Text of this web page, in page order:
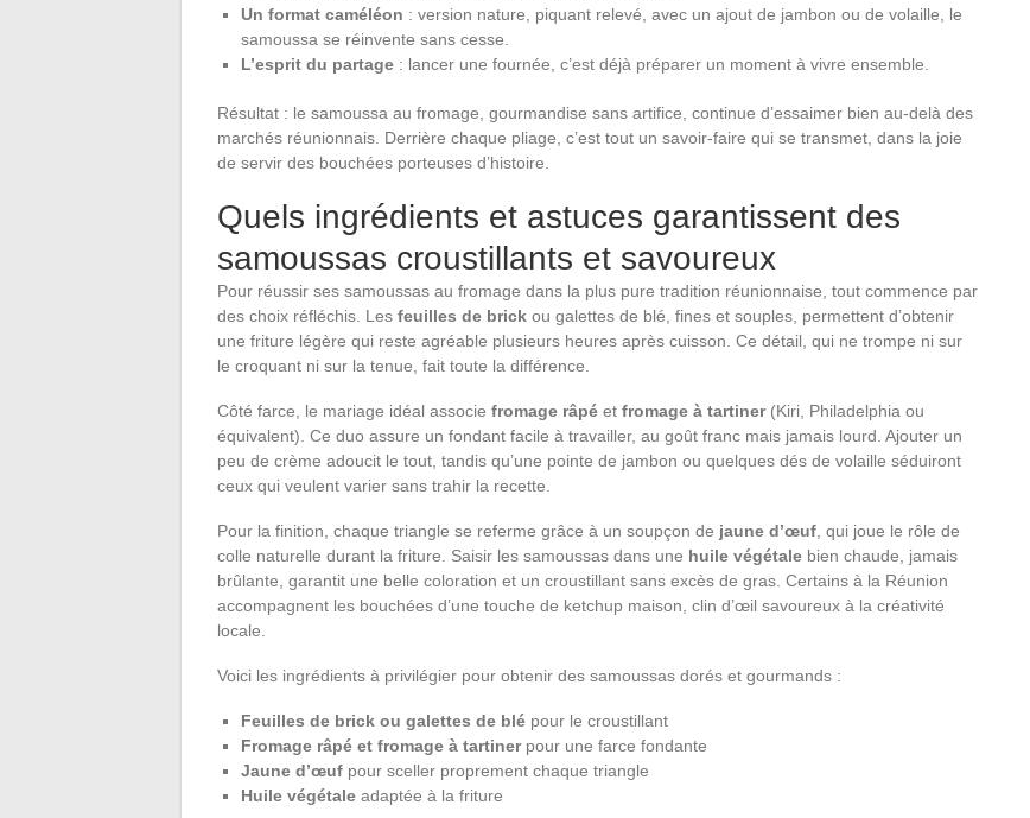
Un format caméléon : version nature, piquant relevé, avec un ajout de jambon ou de volaille, le
samoussa se réinvente sans cesse.
L’esprit du partage : lancer une fournée, c’est déjà préparer un moment à vivre ensemble.
Résultat : le samoussa au fromage, gourmandise sans artifice, continue d’essaimer bien au-delà des
marchés réunionnais. Derrière chaque pliage, c’est tout un savoir-faire qui se transmet, dans la joie
de servir des bouchées porteuses d’histoire.
Quels ingrédients et astuces garantissent des
samoussas croustillants et savoureux
Pour réussir ses samoussas au fromage dans la plus pure tradition réunionnaise, tout commence par
des choix réfléchis. Les feuilles de brick ou galettes de blé, fines et souples, permettent d’obtenir
une friture légère qui reste agréable plusieurs heures après cuisson. Ce détail, qui ne trompe ni sur
le croquant ni sur la tenue, fait toute la différence.
Côté farce, le mariage idéal associe fromage râpé et fromage à tartiner(Kiri, Philadelphia ou
équivalent). Ce duo assure un fondant facile à travailler, au goût franc mais jamais lourd. Ajouter un
peu de crème adoucit le tout, tandis qu’une pointe de jambon ou quelques dés de volaille séduiront
ceux qui veulent varier sans trahir la recette.
Pour la finition, chaque triangle se referme grâce à un soupçon de jaune d’œuf , qui joue le rôle de
colle naturelle durant la friture. Saisir les samoussas dans une huile végétale bien chaude, jamais
brûlante, garantit une belle coloration et un croustillant sans excès de gras. Certains à la Réunion
accompagnent les bouchées d’une touche de ketchup maison, clin d’œil savoureux à la créativité
locale.
Voici les ingrédients à privilégier pour obtenir des samoussas dorés et gourmands :
Feuilles de brick ou galettes de blé pour le croustillant
Fromage râpé et fromage à tartinerpour une farce fondante
Jaune d’œuf pour sceller proprement chaque triangle
Huile végétale adaptée à la friture